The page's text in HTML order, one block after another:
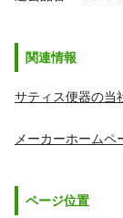
関連情報
サティス便器の当
メーカーホームペ
ページ位置